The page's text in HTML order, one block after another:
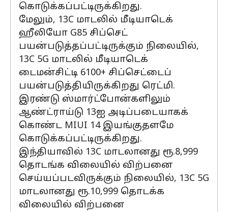
கொடுக்கப்பட்டிருக்கிறது.
மேலும், 13C மாடலில் மீடியாடெக்
ஹீலியோ G85 சிப்செட்
பயன்படுத்தப்பட்டிருக்கும் நிலையில்,
13C 5G மாடலில் மீடியாடெக்
டைமன்சிட்டி 6100+ சிப்செட்டைப்
பயன்படுத்தியிருக்கிறது ரெட்மி.
இரண்டு ஸ்மார்ட்போன்களிலும்
ஆண்ட்ராய்டு 13ஐ அடிப்படையாகக்
கொண்ட MIUI 14 இயங்குதளமே
கொடுக்கப்பட்டிருக்கிறது.
இந்தியாவில் 13C மாடலானது ரூ.8,999
தொடங்க விலையில் விற்பனை
செய்யப்படவிருக்கும் நிலையில், 13C 5G
மாடலானது ரூ.10,999 தொடக்க
விலையில் விற்பனை